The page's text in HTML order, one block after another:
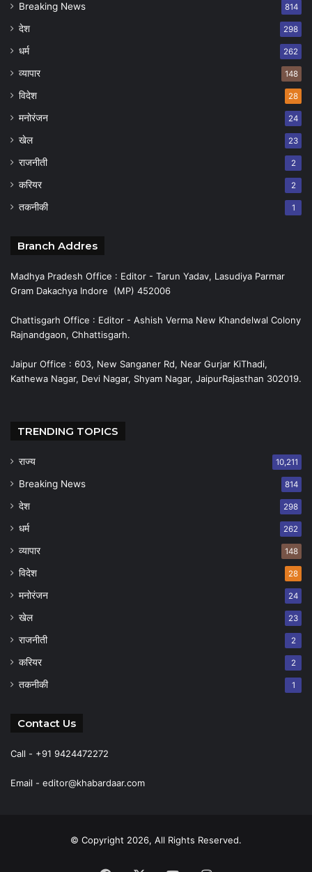
Breaking News 814
देश 298
धर्म 262
व्यापार 148
विदेश 28
मनोरंजन 24
खेल 23
राजनीती 2
करियर 2
तकनीकी 1
Branch Addres
Madhya Pradesh Office : Editor - Tarun Yadav, Lasudiya Parmar
Gram Dakachya Indore (MP) 452006
Chattisgarh Office : Editor - Ashish Verma New Khandelwal Colony
Rajnandgaon, Chhattisgarh.
Jaipur Office : 603, New Sanganer Rd, Near Gurjar KiThadi,
Kathewa Nagar, Devi Nagar, Shyam Nagar, JaipurRajasthan 302019.
TRENDING TOPICS
राज्य 10,211
Breaking News 814
देश 298
धर्म 262
व्यापार 148
विदेश 28
मनोरंजन 24
खेल 23
राजनीती 2
करियर 2
तकनीकी 1
Contact Us
Call - +91 9424472272
Email - editor@khabardaar.com
© Copyright 2026, All Rights Reserved.